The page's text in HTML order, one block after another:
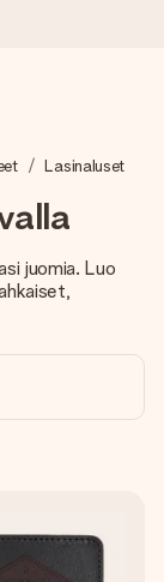
sen hetkessä,
on 4,8 Google
Lasinaluset
juomia. Luo